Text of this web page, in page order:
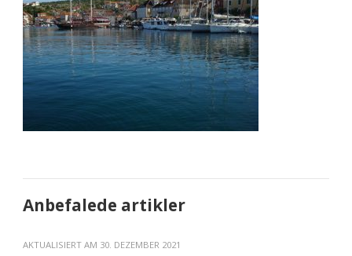
Anbefalede artikler
AKTUALISIERT AM 30. DEZEMBER 2021